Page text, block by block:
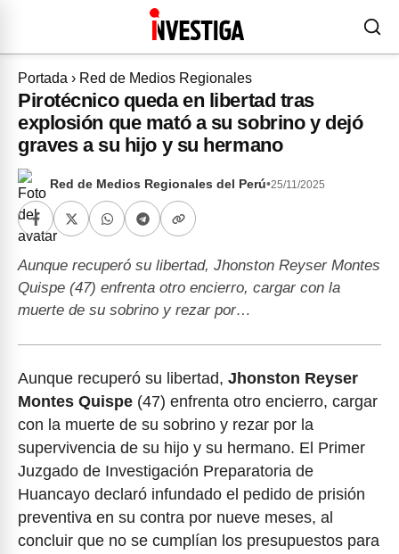
Portada › Red de Medios Regionales
Pirotécnico queda en libertad tras
explosión que mató a su sobrino y dejó
graves a su hijo y su hermano
Red de Medios Regionales del Perú•25/11/2025
Aunque recuperó su libertad, Jhonston Reyser Montes
Quispe (47) enfrenta otro encierro, cargar con la
muerte de su sobrino y rezar por…
Aunque recuperó su libertad, Jhonston Reyser
Montes Quispe (47) enfrenta otro encierro, cargar
con la muerte de su sobrino y rezar por la
supervivencia de su hijo y su hermano. El Primer
Juzgado de Investigación Preparatoria de
Huancayo declaró infundado el pedido de prisión
preventiva en su contra por nueve meses, al
concluir que no se cumplían los presupuestos para